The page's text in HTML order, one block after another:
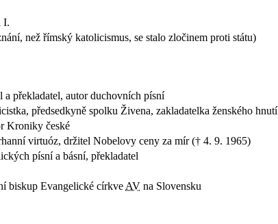
I.
než římský katolicismus, se stalo zločinem proti státu)
a překladatel, autor duchovních písní
předsedkyně spolku Živena, zakladatelka ženského hnutí
Kroniky české
virtuóz, držitel Nobelovy ceny za mír († 4. 9. 1965)
písní a básní, překladatel
biskup Evangelické církve AV na Slovensku